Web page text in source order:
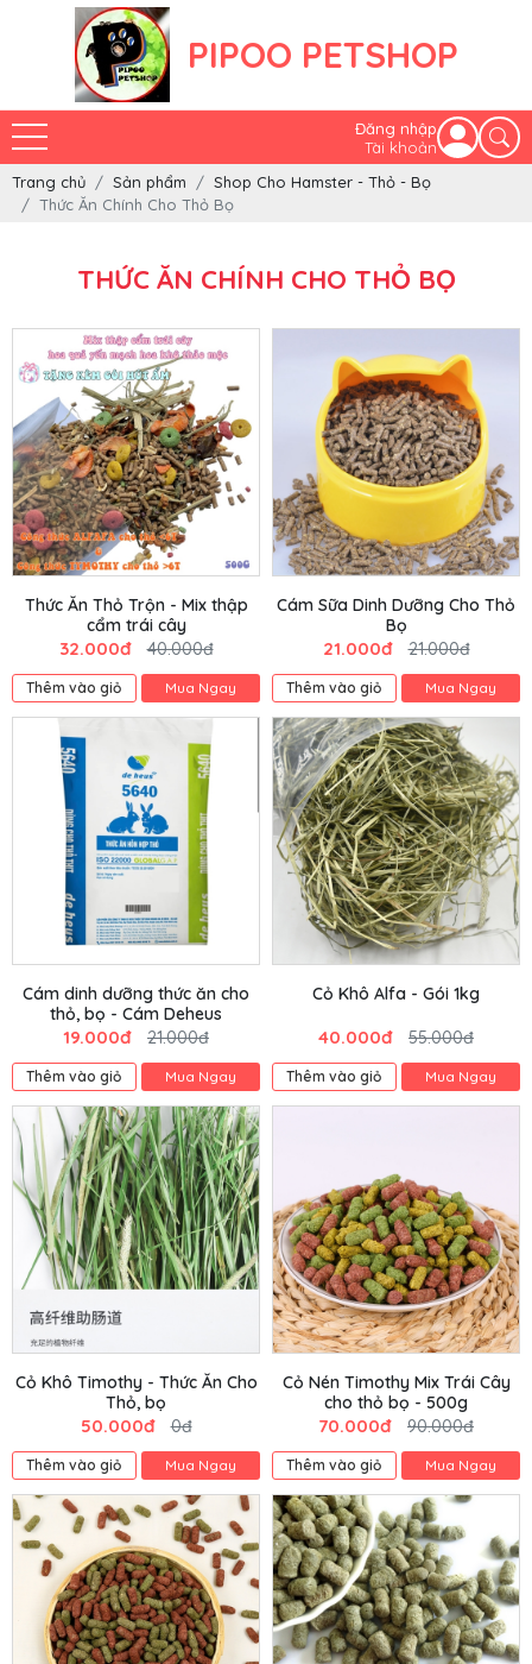
PIPOO PETSHOP
Đăng nhập
Tài khoản
Trang chủ
Sản phẩm
Shop Cho Hamster - Thỏ - Bọ
Thức Ăn Chính Cho Thỏ Bọ
THỨC ĂN CHÍNH CHO THỎ BỌ
Thức Ăn Thỏ Trộn - Mix thập
cẩm trái cây
32.000đ 40.000đ
Thêm vào giỏ Mua Ngay
Cám Sữa Dinh Dưỡng Cho Thỏ
Bọ
21.000đ 21.000đ
Thêm vào giỏ Mua Ngay
Cám dinh dưỡng thức ăn cho
thỏ, bọ - Cám Deheus
19.000đ 21.000đ
Thêm vào giỏ Mua Ngay
Cỏ Khô Alfa - Gói 1kg
40.000đ 55.000đ
Thêm vào giỏ Mua Ngay
Cỏ Khô Timothy - Thức Ăn Cho
Thỏ, bọ
50.000đ 0đ
Thêm vào giỏ Mua Ngay
Cỏ Nén Timothy Mix Trái Cây
cho thỏ bọ - 500g
70.000đ 90.000đ
Thêm vào giỏ Mua Ngay